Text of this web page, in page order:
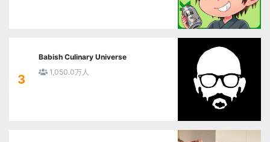
3
Babish Culinary Universe
1,050.0万人